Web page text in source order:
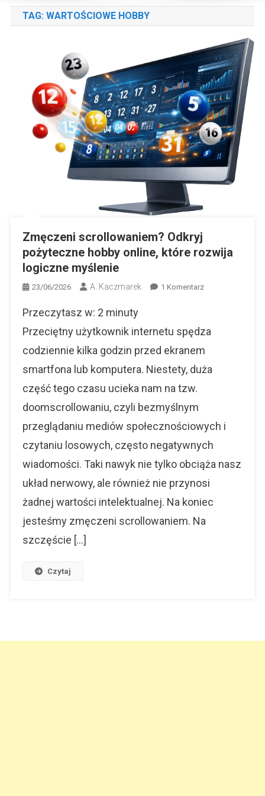
TAG: WARTOŚCIOWE HOBBY
Zmęczeni scrollowaniem? Odkryj
pożyteczne hobby online, które rozwija
logiczne myślenie
23/06/2026 A. Kaczmarek 1 KomentarzDo
Hobby
Online,
Myślenie
Przeczytasz w: 2 minuty
Przeciętny użytkownik internetu spędza
codziennie kilka godzin przed ekranem
smartfona lub komputera. Niestety, duża
część tego czasu ucieka nam na tzw.
doomscrollowaniu, czyli bezmyślnym
przeglądaniu mediów społecznościowych i
czytaniu losowych, często negatywnych
wiadomości. Taki nawyk nie tylko obciąża nasz
układ nerwowy, ale również nie przynosi
żadnej wartości intelektualnej. Na koniec
jesteśmy zmęczeni scrollowaniem. Na
szczęście […]
Czytaj